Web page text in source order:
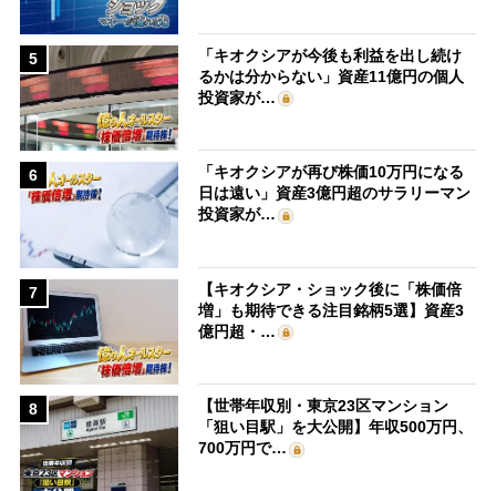
5
「キオクシアが今後も利益を出し続け
るかは分からない」資産11億円の個人
投資家が…
6
「キオクシアが再び株価10万円になる
日は遠い」資産3億円超のサラリーマン
投資家が…
7
【キオクシア・ショック後に「株価倍
増」も期待できる注目銘柄5選】資産3
億円超・…
8
【世帯年収別・東京23区マンション
「狙い目駅」を大公開】年収500万円、
700万円で…